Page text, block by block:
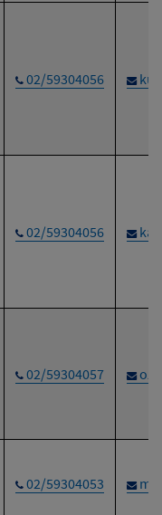
02/59304056
02/59304056
02/59304057
02/59304053